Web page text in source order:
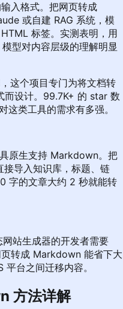
入格式。把网页转成
或自建 RAG 系统，模
标签。实测表明，用
型对内容层级的理解明显
，这个项目专门为将文档转
设计。99.7K+ 的 star 数
这类工具的需求有多强。
原生支持 Markdown。把
导入知识库，标题、链
字的文章大约 2 秒就能转
站生成器的开发者需要
转成 Markdown 能省下大
台之间迁移内容。
方法详解